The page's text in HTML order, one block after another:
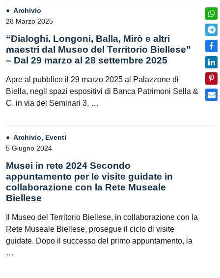
Archivio
28 Marzo 2025
“Dialoghi. Longoni, Balla, Mirò e altri
maestri dal Museo del Territorio Biellese”
– Dal 29 marzo al 28 settembre 2025
Apre al pubblico il 29 marzo 2025 al Palazzone di
Biella, negli spazi espositivi di Banca Patrimoni Sella &
C. in via dei Seminari 3, …
Archivio, Eventi
5 Giugno 2024
Musei in rete 2024 Secondo
appuntamento per le visite guidate in
collaborazione con la Rete Museale
Biellese
Il Museo del Territorio Biellese, in collaborazione con la
Rete Museale Biellese, prosegue il ciclo di visite
guidate. Dopo il successo del primo appuntamento, la
…